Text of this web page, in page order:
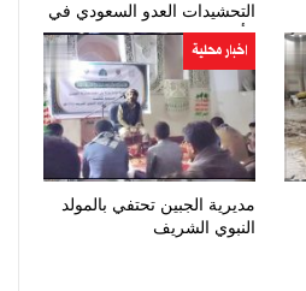
التحشيدات العدو السعودي في
مأرب وحضرموت
اخبار محلية
مديرية الجبين تحتفي بالمولد
النبوي الشريف